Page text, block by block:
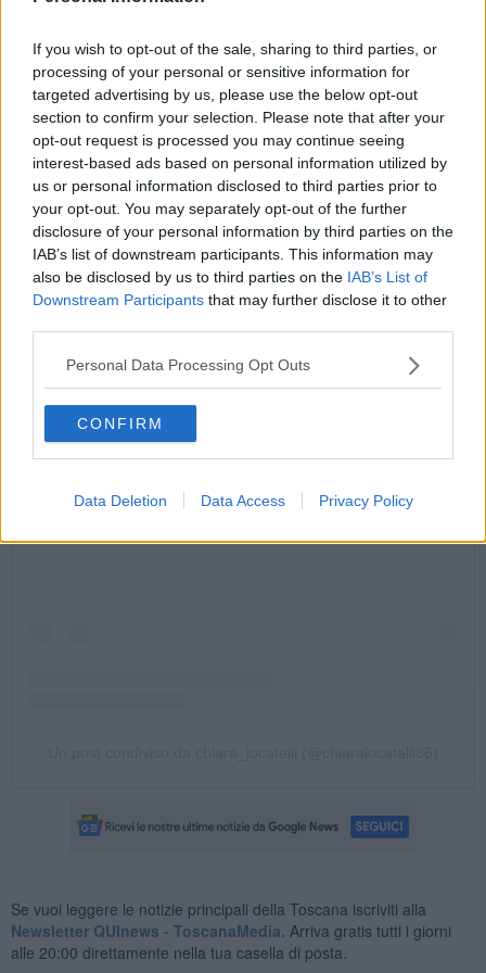
If you wish to opt-out of the sale, sharing to third parties, or
processing of your personal or sensitive information for
targeted advertising by us, please use the below opt-out
section to confirm your selection. Please note that after your
opt-out request is processed you may continue seeing
interest-based ads based on personal information utilized by
us or personal information disclosed to third parties prior to
your opt-out. You may separately opt-out of the further
disclosure of your personal information by third parties on the
IAB’s list of downstream participants. This information may
also be disclosed by us to third parties on the IAB’s List of
Downstream Participants that may further disclose it to other
Personal Data Processing Opt Outs
CONFIRM
Data Deletion Data Access Privacy Policy
"Un evento più unico che raro, che la scienza veterinaria definisce
a tutti gli effetti un miracolo della natura", annuncia invece il
Comune di Castiglion Fiorentino su Facebook.
Visualizza questo post su Instagram
Se vuoi leggere le notizie principali della Toscana iscriviti alla
Newsletter QUInews - ToscanaMedia. Arriva gratis tutti i giorni
alle 20:00 direttamente nella tua casella di posta.